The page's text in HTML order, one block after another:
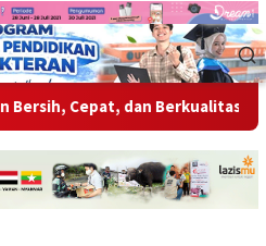
dan Berkualitas